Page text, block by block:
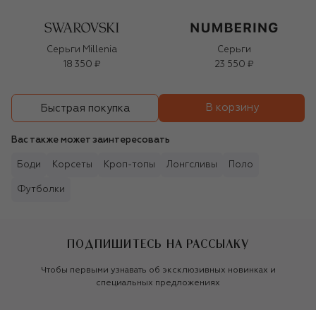
Серьги Millenia
18 350 ₽
Серьги
23 550 ₽
Быстрая покупка В корзину
Вас также может заинтересовать
Боди Корсеты Кроп-топы Лонгсливы Поло
Футболки
ПОДПИШИТЕСЬ НА РАССЫЛКУ
Чтобы первыми узнавать об эксклюзивных новинках и
специальных предложениях